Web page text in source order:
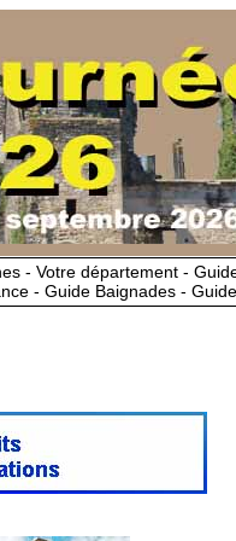
- Votre département -
- Guide Baignades -